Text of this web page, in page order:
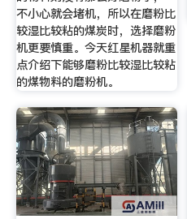
不小心就会堵机，所以在磨粉比
较湿比较粘的煤炭时，选择磨粉
机更要慎重。今天红星机器就重
点介绍下能够磨粉比较湿比较粘
的煤物料的磨粉机。